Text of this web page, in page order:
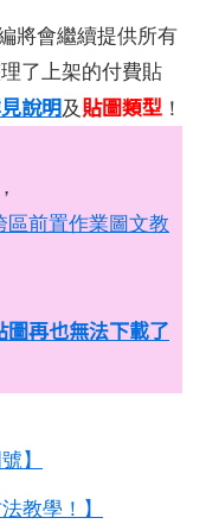
將會繼續提供所有
了上架的付費貼
說明及貼圖類型 ！
區前置作業圖文教
圖再也無法下載了
】
教學！】